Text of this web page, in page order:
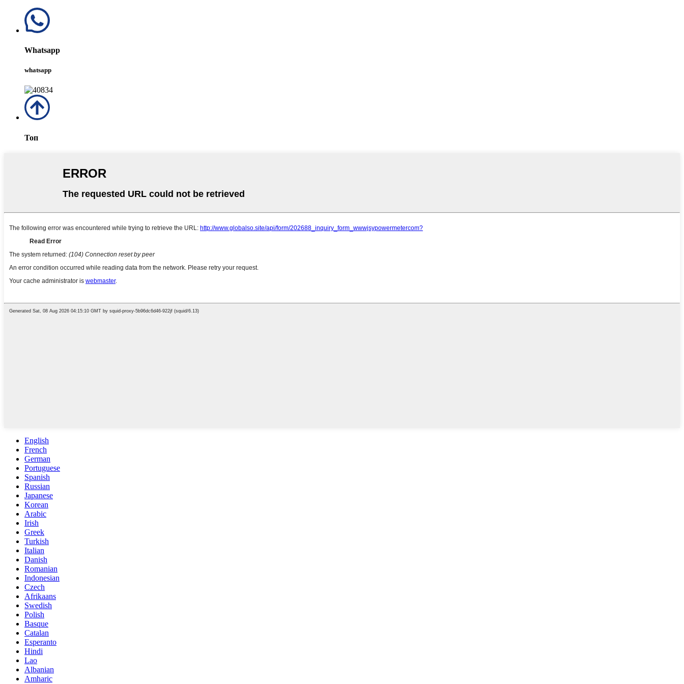
Whatsapp
whatsapp
Топ
English
French
German
Portuguese
Spanish
Russian
Japanese
Korean
Arabic
Irish
Greek
Turkish
Italian
Danish
Romanian
Indonesian
Czech
Afrikaans
Swedish
Polish
Basque
Catalan
Esperanto
Hindi
Lao
Albanian
Amharic